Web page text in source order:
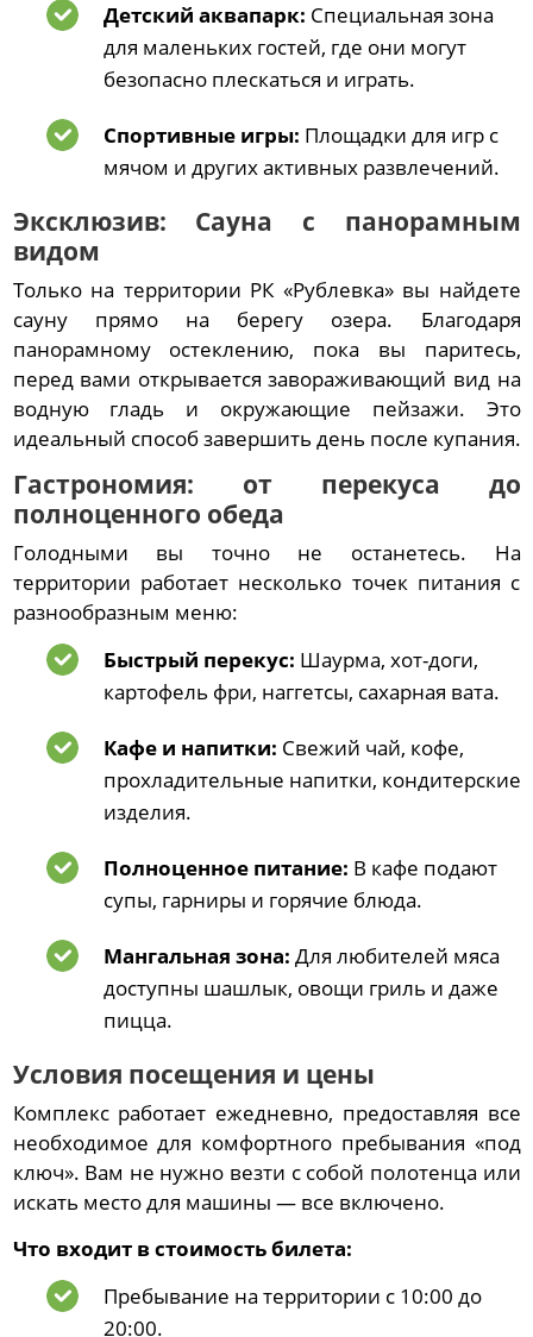
Детский аквапарк: Специальная зона
для маленьких гостей, где они могут
безопасно плескаться и играть.
Спортивные игры: Площадки для игр с
мячом и других активных развлечений.
Эксклюзив: Сауна с панорамным
видом
Только на территории РК «Рублевка» вы найдете
сауну прямо на берегу озера. Благодаря
панорамному остеклению, пока вы паритесь,
перед вами открывается завораживающий вид на
водную гладь и окружающие пейзажи. Это
идеальный способ завершить день после купания.
Гастрономия: от перекуса до
полноценного обеда
Голодными вы точно не останетесь. На
территории работает несколько точек питания с
разнообразным меню:
Быстрый перекус: Шаурма, хот-доги,
картофель фри, наггетсы, сахарная вата.
Кафе и напитки: Свежий чай, кофе,
прохладительные напитки, кондитерские
изделия.
Полноценное питание: В кафе подают
супы, гарниры и горячие блюда.
Мангальная зона: Для любителей мяса
доступны шашлык, овощи гриль и даже
пицца.
Условия посещения и цены
Комплекс работает ежедневно, предоставляя все
необходимое для комфортного пребывания «под
ключ». Вам не нужно везти с собой полотенца или
искать место для машины — все включено.
Что входит в стоимость билета:
Пребывание на территории с 10:00 до
20:00.